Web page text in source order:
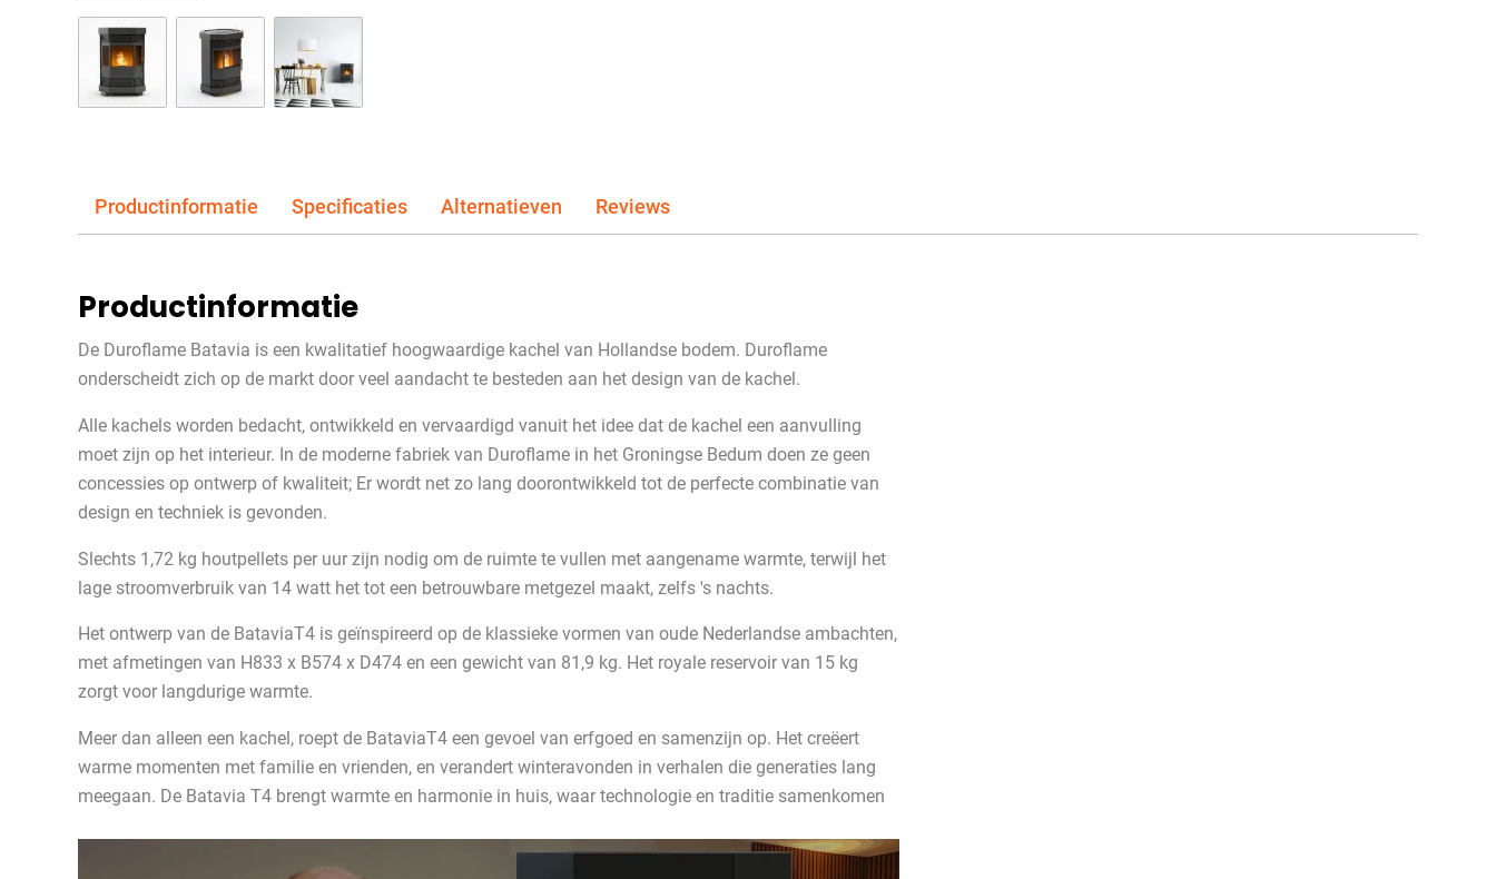
Productinformatie Specificaties Alternatieven Reviews
Productinformatie
De Duroflame Batavia is een kwalitatief hoogwaardige kachel van Hollandse bodem. Duroflame
onderscheidt zich op de markt door veel aandacht te besteden aan het design van de kachel.
Alle kachels worden bedacht, ontwikkeld en vervaardigd vanuit het idee dat de kachel een aanvulling
moet zijn op het interieur. In de moderne fabriek van Duroflame in het Groningse Bedum doen ze geen
concessies op ontwerp of kwaliteit; Er wordt net zo lang doorontwikkeld tot de perfecte combinatie van
design en techniek is gevonden.
Slechts 1,72 kg houtpellets per uur zijn nodig om de ruimte te vullen met aangename warmte, terwijl het
lage stroomverbruik van 14 watt het tot een betrouwbare metgezel maakt, zelfs 's nachts.
Het ontwerp van de BataviaT4 is geïnspireerd op de klassieke vormen van oude Nederlandse ambachten,
met afmetingen van H833 x B574 x D474 en een gewicht van 81,9 kg. Het royale reservoir van 15 kg
zorgt voor langdurige warmte.
Meer dan alleen een kachel, roept de BataviaT4 een gevoel van erfgoed en samenzijn op. Het creëert
warme momenten met familie en vrienden, en verandert winteravonden in verhalen die generaties lang
meegaan. De Batavia T4 brengt warmte en harmonie in huis, waar technologie en traditie samenkomen